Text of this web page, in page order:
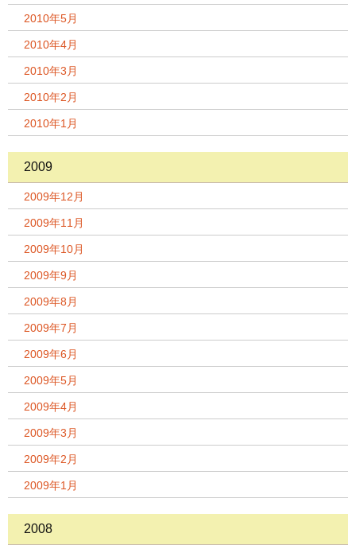
2010年5月
2010年4月
2010年3月
2010年2月
2010年1月
2009
2009年12月
2009年11月
2009年10月
2009年9月
2009年8月
2009年7月
2009年6月
2009年5月
2009年4月
2009年3月
2009年2月
2009年1月
2008